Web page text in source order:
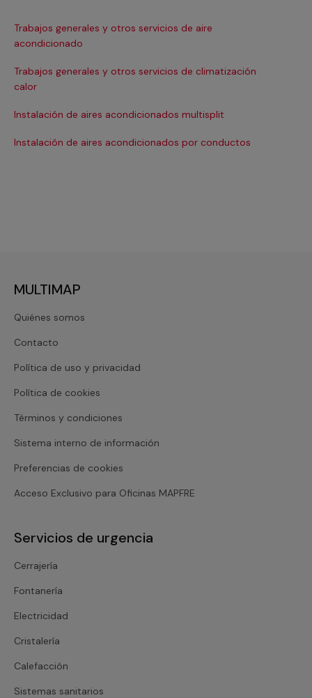
Trabajos generales y otros servicios de aire
acondicionado
Trabajos generales y otros servicios de climatización
calor
Instalación de aires acondicionados multisplit
Instalación de aires acondicionados por conductos
MULTIMAP
Quiénes somos
Contacto
Política de uso y privacidad
Política de cookies
Términos y condiciones
Sistema interno de información
Preferencias de cookies
Acceso Exclusivo para Oficinas MAPFRE
Servicios de urgencia
Cerrajería
Fontanería
Electricidad
Cristalería
Calefacción
Sistemas sanitarios